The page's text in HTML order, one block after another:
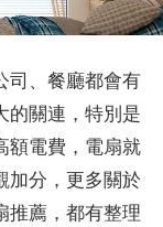
司、餐廳都會有
的關連，特別是
額電費，電扇就
加分，更多關於
推薦，都有整理